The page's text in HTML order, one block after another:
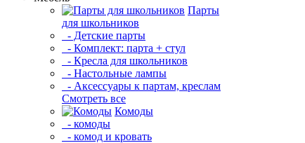
Парты
для школьников
- Детские парты
- Комплект: парта + стул
- Кресла для школьников
- Настольные лампы
- Аксессуары к партам, креслам
Смотреть все
Комоды
- комоды
- комод и кровать